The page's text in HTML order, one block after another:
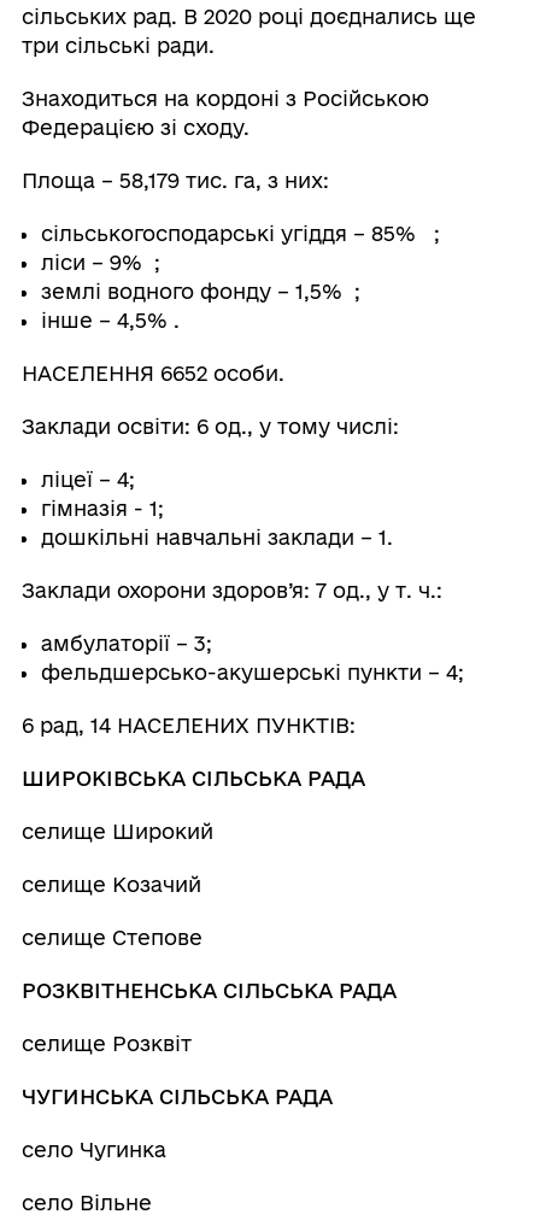
сільських рад. В 2020 році доєднались ще
три сільські ради.
Знаходиться на кордоні з Російською
Федерацією зі сходу.
Площа – 58,179 тис. га, з них:
сільськогосподарські угіддя – 85% ;
ліси – 9% ;
землі водного фонду – 1,5% ;
інше – 4,5% .
НАСЕЛЕННЯ 6652 особи.
Заклади освіти: 6 од., у тому числі:
ліцеї – 4;
гімназія - 1;
дошкільні навчальні заклади – 1.
Заклади охорони здоров’я: 7 од., у т. ч.:
амбулаторії – 3;
фельдшерсько-акушерські пункти – 4;
6 рад, 14 НАСЕЛЕНИХ ПУНКТІВ:
ШИРОКІВСЬКА СІЛЬСЬКА РАДА
селище Широкий
селище Козачий
селище Степове
РОЗКВІТНЕНСЬКА СІЛЬСЬКА РАДА
селище Розквіт
ЧУГИНСЬКА СІЛЬСЬКА РАДА
село Чугинка
село Вільне